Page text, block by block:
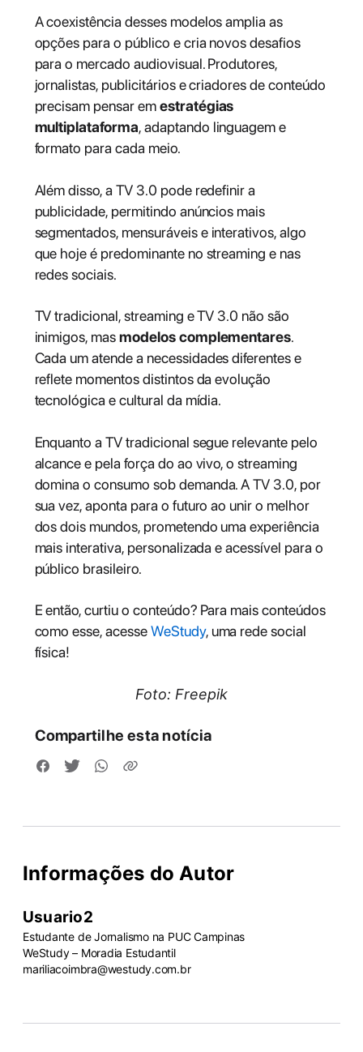
A coexistência desses modelos amplia as
opções para o público e cria novos desafios
para o mercado audiovisual. Produtores,
jornalistas, publicitários e criadores de conteúdo
precisam pensar emestratégias
multiplataforma, adaptando linguagem e
formato para cada meio.
Além disso, a TV 3.0 pode redefinir a
publicidade, permitindo anúncios mais
segmentados, mensuráveis e interativos, algo
que hoje é predominante no streaming e nas
redes sociais.
TV tradicional, streaming e TV 3.0 não são
inimigos, masmodelos complementares.
Cada um atende a necessidades diferentes e
reflete momentos distintos da evolução
tecnológica e cultural da mídia.
Enquanto a TV tradicional segue relevante pelo
alcance e pela força do ao vivo, o streaming
domina o consumo sob demanda. A TV 3.0, por
sua vez, aponta para o futuro ao unir o melhor
dos dois mundos, prometendo uma experiência
mais interativa, personalizada e acessível para o
público brasileiro.
E então, curtiu o conteúdo? Para mais conteúdos
como esse, acesseWeStudy, uma rede social
física!
Foto: Freepik
Compartilhe esta notícia
Informações do Autor
Usuario2
Estudante de Jornalismo na PUC Campinas
WeStudy – Moradia Estudantil
mariliacoimbra@westudy.com.br